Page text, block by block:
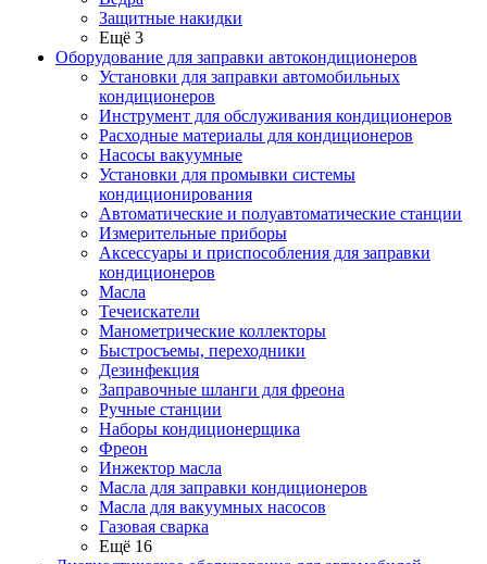
Защитные накидки
Ещё 3
Оборудование для заправки автокондиционеров
Установки для заправки автомобильных
кондиционеров
Инструмент для обслуживания кондиционеров
Расходные материалы для кондиционеров
Насосы вакуумные
Установки для промывки системы
кондиционирования
Автоматические и полуавтоматические станции
Измерительные приборы
Аксессуары и приспособления для заправки
кондиционеров
Масла
Течеискатели
Манометрические коллекторы
Быстросъемы, переходники
Дезинфекция
Заправочные шланги для фреона
Ручные станции
Наборы кондиционерщика
Фреон
Инжектор масла
Масла для заправки кондиционеров
Масла для вакуумных насосов
Газовая сварка
Ещё 16